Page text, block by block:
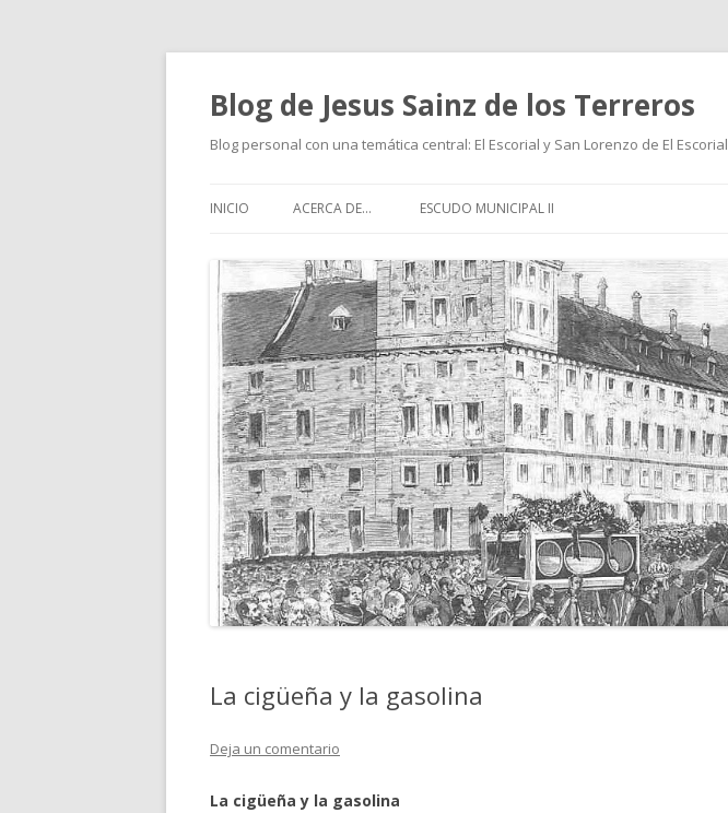
Blog de Jesus Sainz de los Terreros
Blog personal con una temática central: El Escorial y San Lorenzo de El Escorial
INICIO ACERCA DE… ESCUDO MUNICIPAL II
La cigüeña y la gasolina
Deja un comentario
La cigüeña y la gasolina